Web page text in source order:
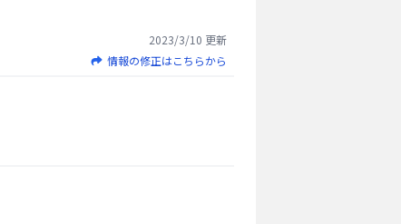
2023/3/10 更新
情報の修正はこちらから